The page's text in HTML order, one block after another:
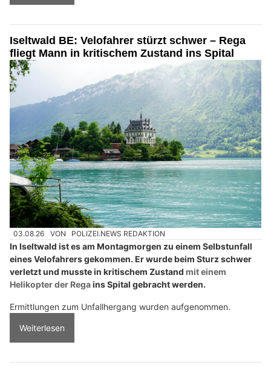
Iseltwald BE: Velofahrer stürzt schwer – Rega
fliegt Mann in kritischem Zustand ins Spital
03.08.26 VON POLIZEI.NEWS REDAKTION
In Iseltwald ist es am Montagmorgen zu einem Selbstunfall
eines Velofahrers gekommen. Er wurde beim Sturz schwer
verletzt und musste in kritischem Zustand mit einem
Helikopter der Regains Spital gebracht werden.
Ermittlungen zum Unfallhergang wurden aufgenommen.
Weiterlesen